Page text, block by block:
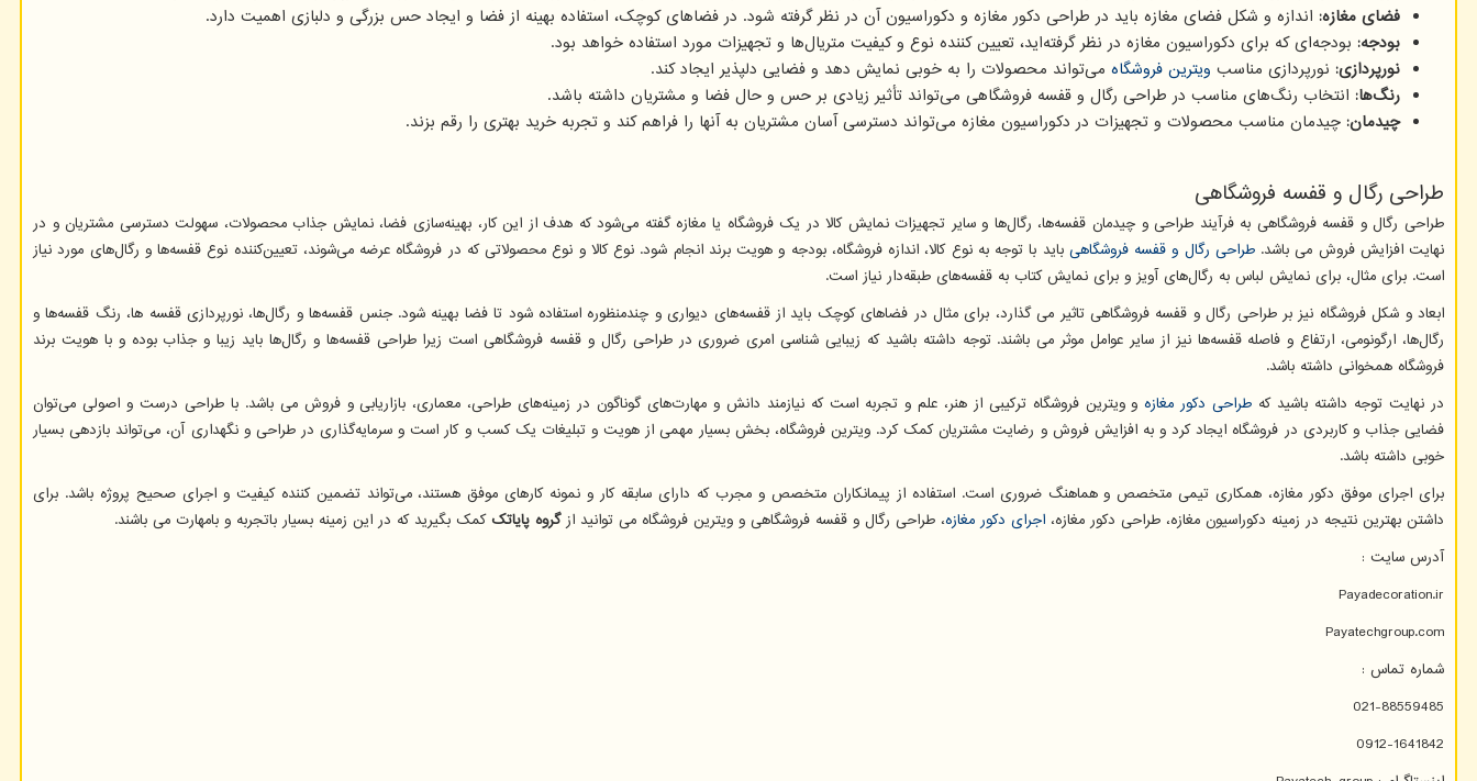
فضای مغازه: اندازه و شکل فضای مغازه باید در طراحی دکور مغازه و دکوراسیون آن در نظر گرفته شود. در فضاهای کوچک، استفاده بهینه از فضا و ایجاد حس بزرگی و دلبازی اهمیت دارد.
بودجه: بودجه‌ای که برای دکوراسیون مغازه در نظر گرفته‌اید، تعیین کننده نوع و کیفیت متریال‌ها و تجهیزات مورد استفاده خواهد بود.
نورپردازی: نورپردازی مناسب ویترین فروشگاه می‌تواند محصولات را به خوبی نمایش دهد و فضایی دلپذیر ایجاد کند.
رنگ‌ها: انتخاب رنگ‌های مناسب در طراحی رگال و قفسه فروشگاهی می‌تواند تأثیر زیادی بر حس و حال فضا و مشتریان داشته باشد.
چیدمان: چیدمان مناسب محصولات و تجهیزات در دکوراسیون مغازه می‌تواند دسترسی آسان مشتریان به آنها را فراهم کند و تجربه خرید بهتری را رقم بزند.
طراحی رگال و قفسه فروشگاهی
طراحی رگال و قفسه فروشگاهی به فرآیند طراحی و چیدمان قفسه‌ها، رگال‌ها و سایر تجهیزات نمایش کالا در یک فروشگاه یا مغازه گفته می‌شود که هدف از این کار، بهینه‌سازی فضا، نمایش جذاب محصولات، سهولت دسترسی مشتریان و در
نهایت افزایش فروش می باشد.طراحی رگال و قفسه فروشگاهی باید با توجه به نوع کالا، اندازه فروشگاه، بودجه و هویت برند انجام شود. نوع کالا و نوع محصولاتی که در فروشگاه عرضه می‌شوند، تعیین‌کننده نوع قفسه‌ها و رگال‌های مورد نیاز
است. برای مثال، برای نمایش لباس به رگال‌های آویز و برای نمایش کتاب به قفسه‌های طبقه‌دار نیاز است.
ابعاد و شکل فروشگاه نیز بر طراحی رگال و قفسه فروشگاهی تاثیر می گذارد، برای مثال در فضاهای کوچک باید از قفسه‌های دیواری و چندمنظوره استفاده شود تا فضا بهینه شود. جنس قفسه‌ها و رگال‌ها، نورپردازی قفسه ها، رنگ قفسه‌ها و
رگال‌ها، ارگونومی، ارتفاع و فاصله قفسه‌ها نیز از سایر عوامل موثر می باشند. توجه داشته باشید که زیبایی شناسی امری ضروری در طراحی رگال و قفسه فروشگاهی است زیرا طراحی قفسه‌ها و رگال‌ها باید زیبا و جذاب بوده و با هویت برند
فروشگاه همخوانی داشته باشد.
در نهایت توجه داشته باشید که طراحی دکور مغازه و ویترین فروشگاه ترکیبی از هنر، علم و تجربه است که نیازمند دانش و مهارت‌های گوناگون در زمینه‌های طراحی، معماری، بازاریابی و فروش می باشد. با طراحی درست و اصولی می‌توان
فضایی جذاب و کاربردی در فروشگاه ایجاد کرد و به افزایش فروش و رضایت مشتریان کمک کرد. ویترین فروشگاه، بخش بسیار مهمی از هویت و تبلیغات یک کسب و کار است و سرمایه‌گذاری در طراحی و نگهداری آن، می‌تواند بازدهی بسیار
خوبی داشته باشد.
برای اجرای موفق دکور مغازه، همکاری تیمی متخصص و هماهنگ ضروری است. استفاده از پیمانکاران متخصص و مجرب که دارای سابقه کار و نمونه کارهای موفق هستند، می‌تواند تضمین کننده کیفیت و اجرای صحیح پروژه باشد. برای
داشتن بهترین نتیجه در زمینه دکوراسیون مغازه، طراحی دکور مغازه، اجرای دکور مغازه، طراحی رگال و قفسه فروشگاهی و ویترین فروشگاه می توانید ازگروه پایاتککمک بگیرید که در این زمینه بسیار باتجربه و بامهارت می باشند.
آدرس سایت :
Payadecoration.ir
Payatechgroup.com
شماره تماس :
021-88559485
0912-1641842